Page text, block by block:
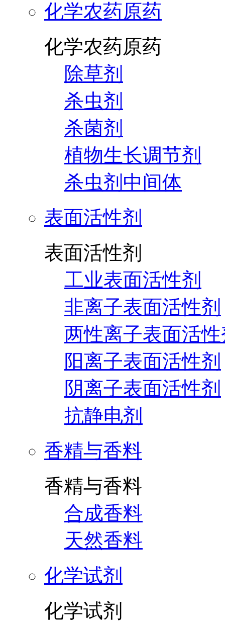
化学农药原药
化学农药原药
除草剂
杀虫剂
杀菌剂
植物生长调节剂
杀虫剂中间体
表面活性剂
表面活性剂
工业表面活性剂
非离子表面活性剂
两性离子表面活
阳离子表面活性剂
阴离子表面活性剂
抗静电剂
香精与香料
香精与香料
合成香料
天然香料
化学试剂
化学试剂